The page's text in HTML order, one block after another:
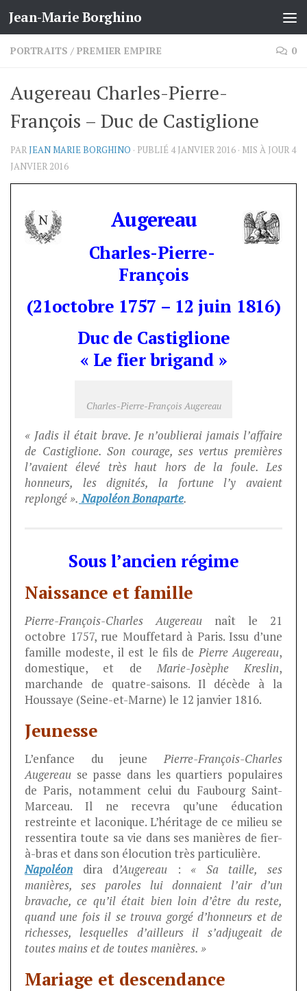
Skip to content
Jean-Marie Borghino
PORTRAITS / PREMIER EMPIRE 0
Augereau Charles-Pierre-
François – Duc de Castiglione
PARJEAN MARIE BORGHINO · PUBLIÉ 4 JANVIER 2016 · MIS À JOUR 4
JANVIER 2016
Augereau
Charles-Pierre-
François
(21octobre 1757 – 12 juin 1816)
Duc de Castiglione
« Le fier brigand »
Charles-Pierre-François Augereau
« Jadis il était brave. Je n’oublierai jamais l’affaire
de Castiglione. Son courage, ses vertus premières
l’avaient élevé très haut hors de la foule. Les
honneurs, les dignités, la fortune l’y avaient
replongé ». Napoléon Bonaparte.
Sous l’ancien régime
Naissance et famille
Pierre-François-Charles Augereau naît le 21
octobre 1757, rue Mouffetard à Paris. Issu d’une
famille modeste, il est le fils dePierre Augereau,
domestique, et deMarie-Josèphe Kreslin,
marchande de quatre-saisons. Il décède à la
Houssaye (Seine-et-Marne) le 12 janvier 1816.
Jeunesse
L’enfance du jeunePierre-François-Charles
Augereau se passe dans les quartiers populaires
de Paris, notamment celui du Faubourg Saint-
Marceau. Il ne recevra qu’une éducation
restreinte et laconique. L’héritage de ce milieu se
ressentira toute sa vie dans ses manières de fier-
à-bras et dans son élocution très particulière.
Napoléon dira d’Augereau : « Sa taille, ses
manières, ses paroles lui donnaient l’air d’un
bravache, ce qu’il était bien loin d’être du reste,
quand une fois il se trouva gorgé d’honneurs et de
richesses, lesquelles d’ailleurs il s’adjugeait de
toutes mains et de toutes manières. »
Mariage et descendance